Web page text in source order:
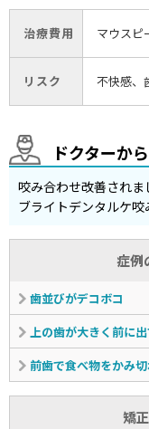
治療費用 マウスピ
リスク 不快感、
ドクターか
咬み合わせ改善されま
ブライトデンタルケ咬
症例
歯並びがデコボコ
上の歯が大きく前に
前歯で食べ物をかみ
矯